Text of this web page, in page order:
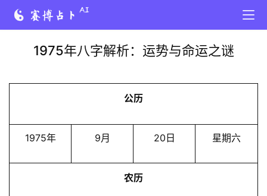
1975年八字解析：运势与命运之谜
公历
1975年 9月 20日 星期六
农历